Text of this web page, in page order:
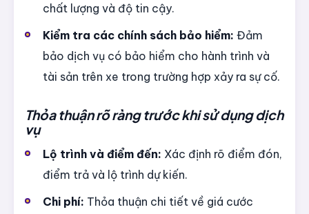
chất lượng và độ tin cậy.
Kiểm tra các chính sách bảo hiểm: Đảm
bảo dịch vụ có bảo hiểm cho hành trình và
tài sản trên xe trong trường hợp xảy ra sự cố.
Thỏa thuận rõ ràng trước khi sử dụng dịch
vụ
Lộ trình và điểm đến: Xác định rõ điểm đón,
điểm trả và lộ trình dự kiến.
Chi phí: Thỏa thuận chi tiết về giá cước